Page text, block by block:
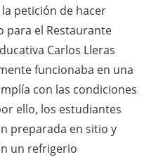
petición de hacer
para el Restaurante
Carlos Lleras
funcionaba en una
con las condiciones
ello, los estudiantes
preparada en sitio y
un refrigerio